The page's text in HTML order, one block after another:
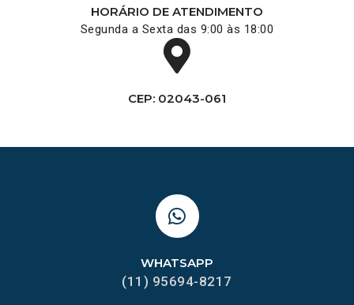
HORÁRIO DE ATENDIMENTO
Segunda a Sexta das 9:00 às 18:00
CEP: 02043-061
WHATSAPP
(11) 95694-8217